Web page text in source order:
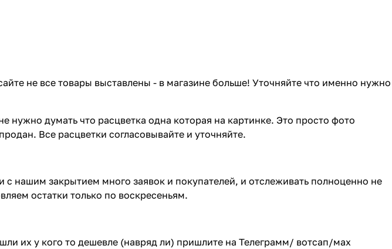
не все товары выставлены - в магазине больше! Уточняйте что именно нужно
нужно думать что расцветка одна которая на картинке. Это просто фото
Все расцветки согласовывайте и уточняйте.
с нашим закрытием много заявок и покупателей, и отслеживать полноценно не
остатки только по воскресеньям.
их у кого то дешевле (навряд ли) пришлите на Телеграмм/ вотсап/мах